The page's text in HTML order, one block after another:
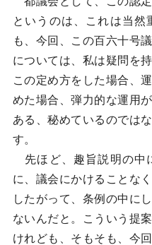
というのは、これは当
も、今回、この百六十号
については、私は疑問を
この定め方をした場合、
めた場合、弾力的な運用
ある、秘めているのでは
す。
先ほど、趣旨説明の中
に、議会にかけることな
したがって、条例の中に
ないんだと。こういう提
けれども、そもそも、今